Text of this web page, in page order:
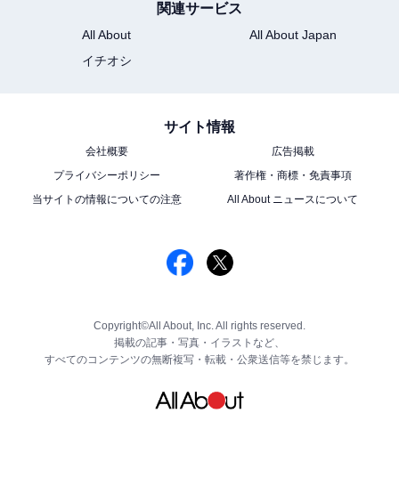
関連サービス
All About
All About Japan
イチオシ
サイト情報
会社概要
広告掲載
プライバシーポリシー
著作権・商標・免責事項
当サイトの情報についての注意
All About ニュースについて
Copyright©All About, Inc. All rights reserved.
掲載の記事・写真・イラストなど、
すべてのコンテンツの無断複写・転載・公衆送信等を禁じます。